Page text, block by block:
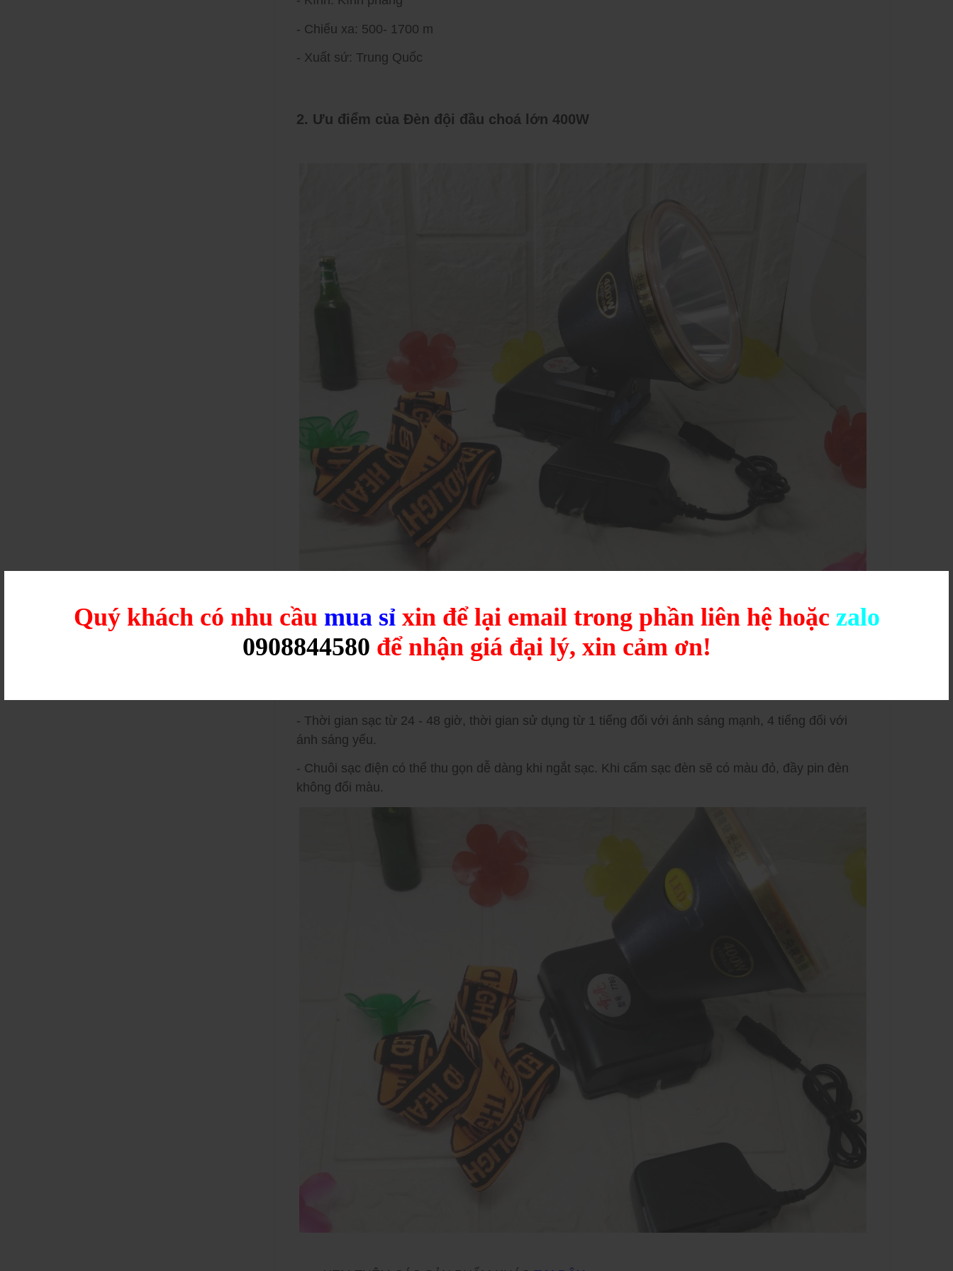
- Chiếu xa: 500- 1700 m
- Xuất sứ: Trung Quốc
2. Ưu điểm của Đèn đội đầu choá lớn 400W
- Đèn pin thiết kế dạng đội đầu, có thể điều chỉnh hướng chiếu sáng lên - xuống dễ dàng.
- Sản phẩm tiện dùng khi di chuyển trong bóng tối như đi du lịch, dã ngoại, làm việc...
- Thời gian sạc từ 24 - 48 giờ, thời gian sử dụng từ 1 tiếng đối với ánh sáng mạnh, 4 tiếng đối với
ánh sáng yếu.
- Chuôi sạc điện có thể thu gọn dễ dàng khi ngắt sạc. Khi cấm sạc đèn sẽ có màu đỏ, đầy pin đèn
không đổi màu.
Quý khách có nhu cầu mua sỉxin để lại email trong phần liên hệ hoặc zalo
0908844580 để nhận giá đại lý, xin cảm ơn!